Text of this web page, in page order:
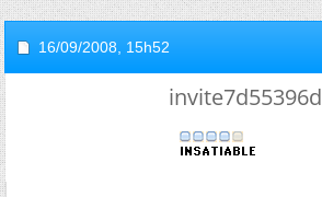
16/09/2008, 15h52
invite7d55396d